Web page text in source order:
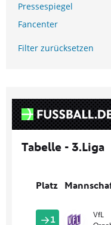
Pressespiegel
Fancenter
Filter zurücksetzen